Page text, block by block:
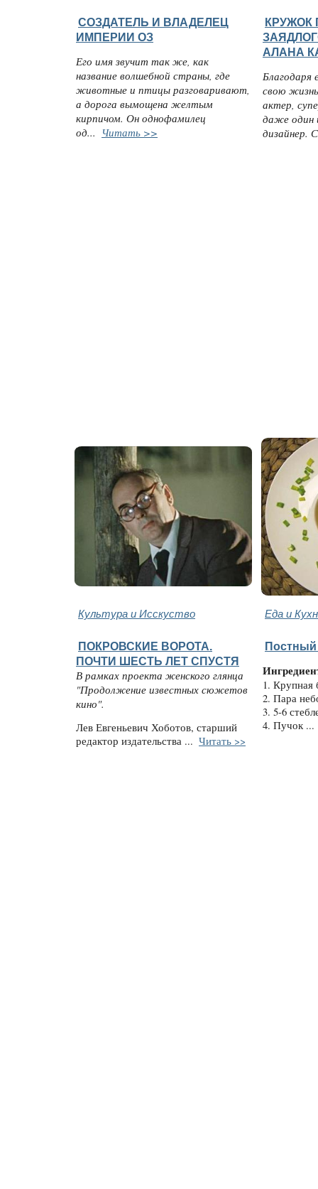
СОЗДАТЕЛЬ И ВЛАДЕЛЕЦ
ИМПЕРИИ ОЗ
Его имя звучит так же, как
название волшебной страны, где
животные и птицы разговаривают,
а дорога вымощена желтым
кирпичом. Он однофамилец
од... Читать >>
КРУЖОК
АЛАНА
Благодаря
свою
актер,
даже один
дизайнер.
Культура и Исскуство Еда и
ПОКРОВСКИЕ ВОРОТА.
ПОЧТИ ШЕСТЬ ЛЕТ СПУСТЯ
В рамках проекта женского глянца
"Продолжение известных сюжетов
кино".
Лев Евгеньевич Хоботов, старший
редактор издательства ... Читать >>
1. Крупная
2. Пара
3. 5-6
4. Пучок ...